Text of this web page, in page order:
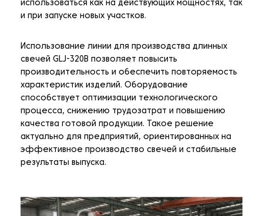
использоваться как на действующих мощностях, так
и при запуске новых участков.
Использование линии для производства длинных
свечей GLJ-320B позволяет повысить
производительность и обеспечить повторяемость
характеристик изделий. Оборудование
способствует оптимизации технологического
процесса, снижению трудозатрат и повышению
качества готовой продукции. Такое решение
актуально для предприятий, ориентированных на
эффективное производство свечей и стабильные
результаты выпуска.